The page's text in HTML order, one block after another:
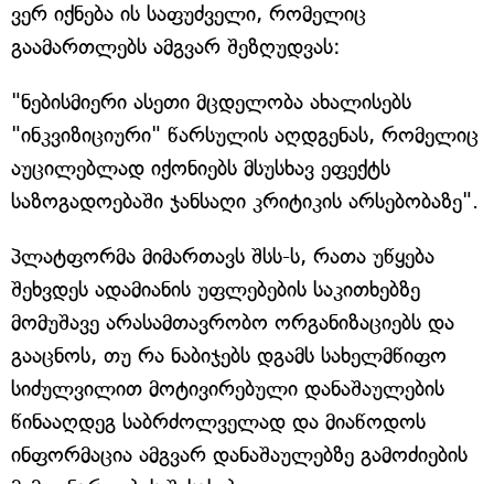
ვერ იქნება ის საფუძველი, რომელიც
გაამართლებს ამგვარ შეზღუდვას:
"ნებისმიერი ასეთი მცდელობა ახალისებს
"ინკვიზიციური" წარსულის აღდგენას, რომელიც
აუცილებლად იქონიებს მსუსხავ ეფექტს
საზოგადოებაში ჯანსაღი კრიტიკის არსებობაზე".
პლატფორმა მიმართავს შსს-ს, რათა უწყება
შეხვდეს ადამიანის უფლებების საკითხებზე
მომუშავე არასამთავრობო ორგანიზაციებს და
გააცნოს, თუ რა ნაბიჯებს დგამს სახელმწიფო
სიძულვილით მოტივირებული დანაშაულების
წინააღდეგ საბრძოლველად და მიაწოდოს
ინფორმაცია ამგვარ დანაშაულებზე გამოძიების